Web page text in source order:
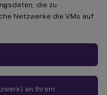
die zu
Netzwerke die VMs auf
an Ihrem